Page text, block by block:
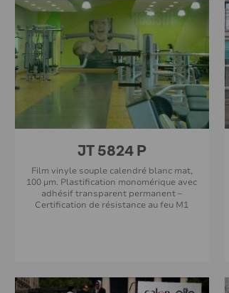
JT 5824 P
Film vinyle souple calendré blanc mat,
100 µm. Plastification monomérique avec
adhésif transparent permanent –
Certification de résistance au feu M1